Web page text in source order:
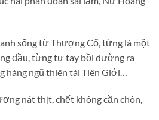
sống từ Thượng Cổ, từng là một
đầu, từng tự tay bồi dường ra
hàng ngũ thiên tài Tiên Giới…
nát thịt, chết không cần chôn,